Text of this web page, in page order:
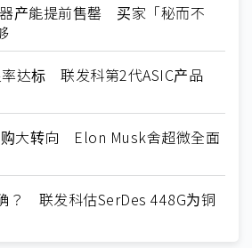
产能提前售罄 买家「秘而不
达标 联发科第2代ASIC产品
购大转向 Elon Musk舍超微全面
？ 联发科估SerDes 448G为铜